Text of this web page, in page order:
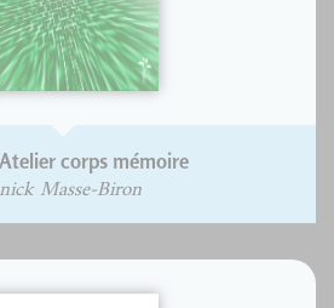
corps mémoire
Masse-Biron